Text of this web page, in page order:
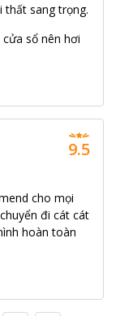
thất sang trọng.
sổ nên hơi
cho mọi
đi cát cát
hoàn toàn
9.5